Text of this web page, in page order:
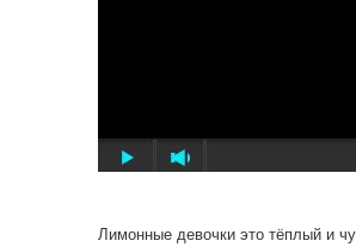
Лимонные девочки это тёплый и